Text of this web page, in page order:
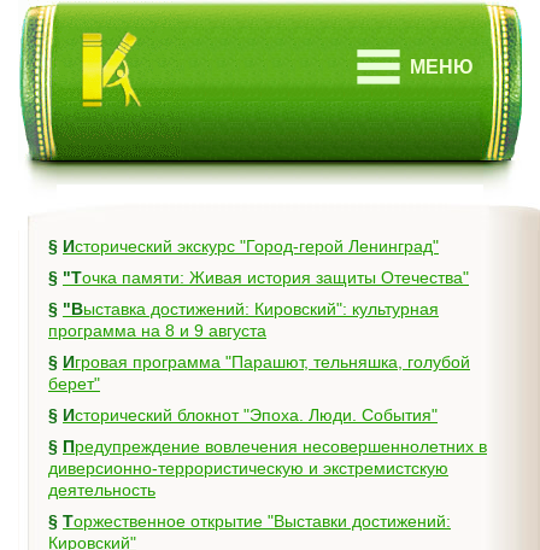
МЕНЮ
§
Исторический экскурс "Город-герой Ленинград"
§
"Точка памяти: Живая история защиты Отечества"
§ "Выставка достижений: Кировский": культурная
программа на 8 и 9 августа
§ Игровая программа "Парашют, тельняшка, голубой
берет"
§
Исторический блокнот "Эпоха. Люди. События"
§ Предупреждение вовлечения несовершеннолетних в
диверсионно-террористическую и экстремистскую
деятельность
§ Торжественное открытие "Выставки достижений:
Кировский"